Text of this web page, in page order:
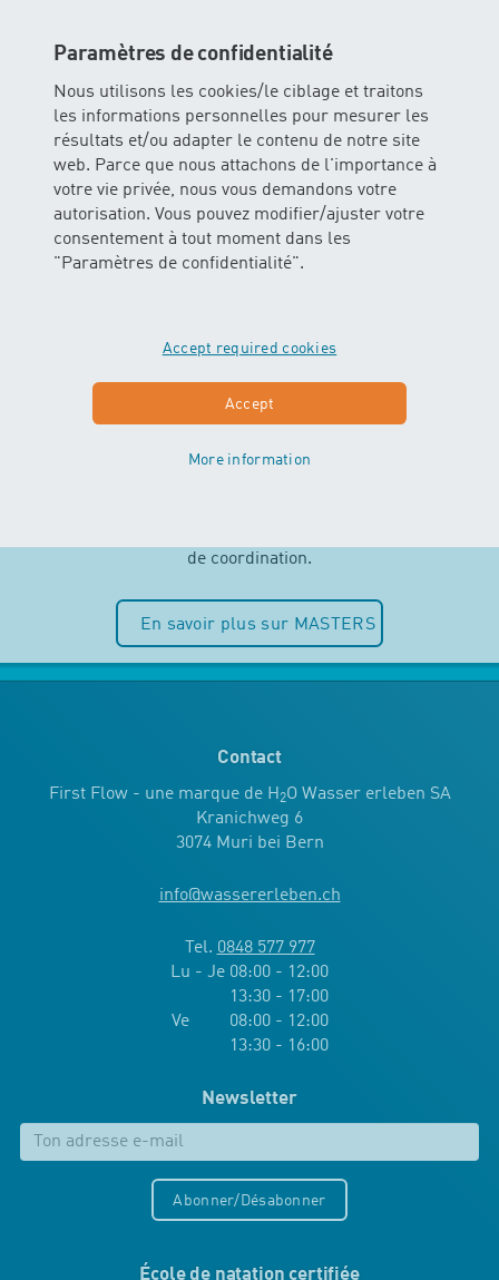
Paramètres de confidentialité
Nous utilisons les cookies/le ciblage et traitons
les informations personnelles pour mesurer les
résultats et/ou adapter le contenu de notre site
web. Parce que nous attachons de l'importance à
votre vie privée, nous vous demandons votre
autorisation. Vous pouvez modifier/ajuster votre
consentement à tout moment dans les
"Paramètres de confidentialité".
Accept required cookies
Accept
More information
techniques de natation…
En savoir plus sur MAXIS
MASTERS
Indépendance et plaisir de l’eau sont
de coordination.
En savoir plus sur MASTERS
Contact
First Flow - une marque de H2O Wasser erleben SA
Kranichweg 6
3074 Muri bei Bern
info@wassererleben.ch
Tel. 0848 577 977
Lu - Je 08:00 - 12:00
13:30 - 17:00
Ve 08:00 - 12:00
13:30 - 16:00
Newsletter
Abonner/Désabonner
École de natation certifiée